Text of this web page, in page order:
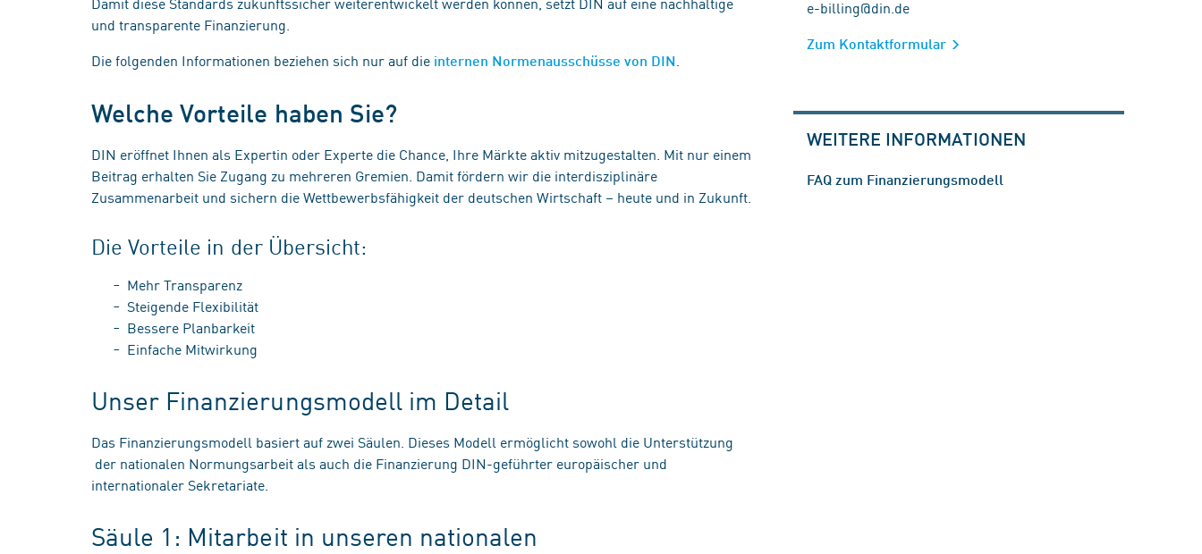
und transparente Finanzierung.
Die folgenden Informationen beziehen sich nur auf die internen Normenausschüsse von DIN
Welche Vorteile haben Sie?
DIN eröffnet Ihnen als Expertin oder Experte die Chance, Ihre Märkte aktiv mitzugestalten. Mit nur einem
Beitrag erhalten Sie Zugang zu mehreren Gremien. Damit fördern wir die interdisziplinäre
Zusammenarbeit und sichern die Wettbewerbsfähigkeit der deutschen Wirtschaft – heute und in Zukunft.
Die Vorteile in der Übersicht:
Mehr Transparenz
Steigende Flexibilität
Bessere Planbarkeit
Einfache Mitwirkung
Unser Finanzierungsmodell im Detail
Das Finanzierungsmodell basiert auf zwei Säulen. Dieses Modell ermöglicht sowohl die Unterstützung
der nationalen Normungsarbeit als auch die Finanzierung DIN-geführter europäischer und
internationaler Sekretariate.
Säule 1: Mitarbeit in unseren nationalen
e-billing@din.de
Zum Kontaktformular
WEITERE INFORMATIONEN
FAQ zum Finanzierungsmodell